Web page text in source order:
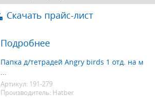
Скачать прайс-лист
Подробнее
Папка д/тетрадей Angry birds 1 отд. на м
...
Артикул: 191-279
Производитель: Hatber